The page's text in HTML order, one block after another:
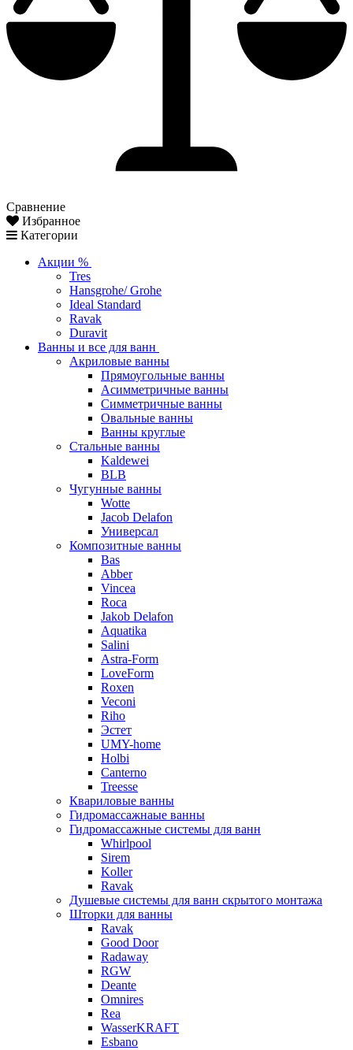
Сравнение
Избранное
Категории
Акции %
Tres
Hansgrohe/ Grohe
Ideal Standard
Ravak
Duravit
Ванны и все для ванн
Акриловые ванны
Прямоугольные ванны
Асимметричные ванны
Симметричные ванны
Овальные ванны
Ванны круглые
Стальные ванны
Kaldewei
BLB
Чугунные ванны
Wotte
Jacob Delafon
Универсал
Композитные ванны
Bas
Abber
Vincea
Roca
Jakob Delafon
Aquatika
Salini
Astra-Form
LoveForm
Roxen
Veconi
Riho
Эстет
UMY-home
Holbi
Canterno
Treesse
Квариловые ванны
Гидромассажнаые ванны
Гидромассажные системы для ванн
Whirlpool
Sirem
Koller
Ravak
Душевые системы для ванн скрытого монтажа
Шторки для ванны
Ravak
Good Door
Radaway
RGW
Deante
Omnires
Rea
WasserKRAFT
Esbano